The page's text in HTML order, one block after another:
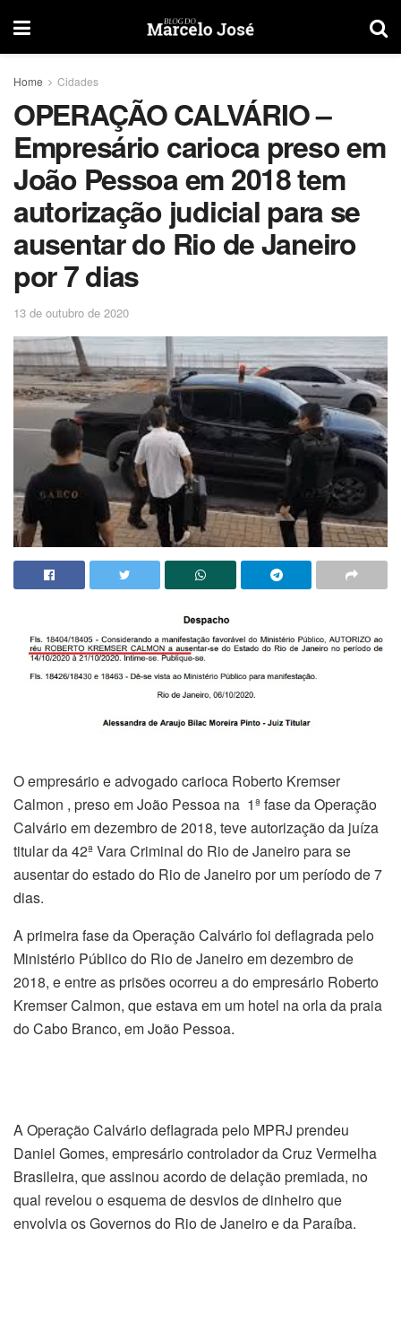
Home Cidades
OPERAÇÃO CALVÁRIO –
Empresário carioca preso em
João Pessoa em 2018 tem
autorização judicial para se
ausentar do Rio de Janeiro
por 7 dias
13 de outubro de 2020
O empresário e advogado carioca Roberto Kremser
Calmon , preso em João Pessoa na 1ª fase da Operação
Calvário em dezembro de 2018, teve autorização da juíza
titular da 42ª Vara Criminal do Rio de Janeiro para se
ausentar do estado do Rio de Janeiro por um período de 7
dias.
A primeira fase da Operação Calvário foi deflagrada pelo
Ministério Público do Rio de Janeiro em dezembro de
2018, e entre as prisões ocorreu a do empresário Roberto
Kremser Calmon, que estava em um hotel na orla da praia
do Cabo Branco, em João Pessoa.
A Operação Calvário deflagrada pelo MPRJ prendeu
Daniel Gomes, empresário controlador da Cruz Vermelha
Brasileira, que assinou acordo de delação premiada, no
qual revelou o esquema de desvios de dinheiro que
envolvia os Governos do Rio de Janeiro e da Paraíba.